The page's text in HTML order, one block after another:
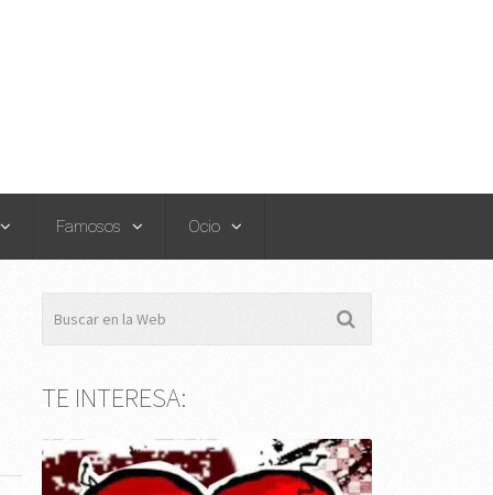
Famosos Ocio
TE INTERESA: